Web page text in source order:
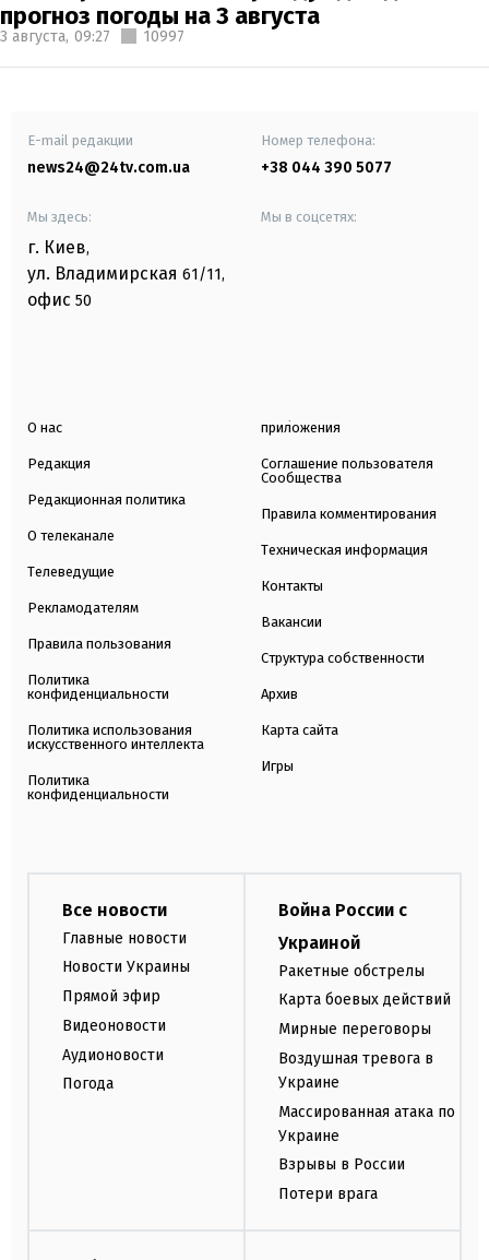
прогноз погоды на 3 августа
3 августа, 09:27 10997
E-mail редакции
news24@24tv.com.ua
Номер телефона:
+38 044 390 5077
Мы здесь:
г. Киев,
ул. Владимирская 61/11,
офис 50
Мы в соцсетях:
О нас
Редакция
Редакционная политика
О телеканале
Телеведущие
Рекламодателям
Правила пользования
Политика
конфиденциальности
Политика использования
искусственного интеллекта
Политика
конфиденциальности
приложения
Соглашение пользователя
Сообщества
Правила комментирования
Техническая информация
Контакты
Вакансии
Структура собственности
Архив
Карта сайта
Игры
Все новости
Главные новости
Новости Украины
Прямой эфир
Видеоновости
Аудионовости
Погода
Война России с
Украиной
Ракетные обстрелы
Карта боевых действий
Мирные переговоры
Воздушная тревога в
Украине
Массированная атака по
Украине
Взрывы в России
Потери врага